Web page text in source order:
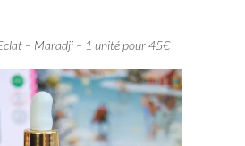
– Maradji – 1 unité pour 45€